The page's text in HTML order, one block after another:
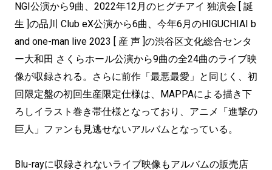
NGI公演から9曲、2022年12月のヒグチアイ 独演会 [ 誕
生 ]の品川 Club eX公演から6曲、今年6月のHIGUCHIAI b
and one-man live 2023 [ 産 声 ]の渋谷区文化総合センタ
ー大和田 さくらホール公演から9曲の全24曲のライブ映
像が収録される。さらに前作「最悪最愛」と同じく、初
回限定盤の初回生産限定仕様は、MAPPAによる描き下
ろしイラスト巻き帯仕様となっており、アニメ「進撃の
巨人」ファンも見逃せないアルバムとなっている。
Blu-rayに収録されないライブ映像もアルバムの販売店